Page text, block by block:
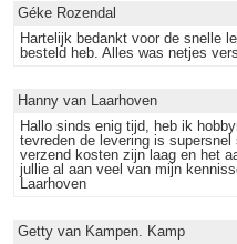
Géke Rozendal
Hartelijk bedankt voor de snelle
besteld heb. Alles was netjes
Hanny van Laarhoven
Hallo sinds enig tijd, heb ik
tevreden de levering is
verzend kosten zijn laag en het
jullie al aan veel van mijn
Laarhoven
Getty van Kampen. Kamp